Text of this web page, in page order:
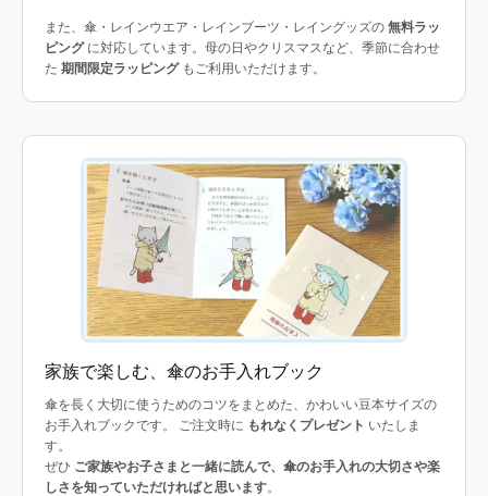
また、傘・レインウエア・レインブーツ・レイングッズの 無料ラッ
ピングに対応しています。母の日やクリスマスなど、季節に合わせ
た 期間限定ラッピングもご利用いただけます。
家族で楽しむ、傘のお手入れブック
傘を長く大切に使うためのコツをまとめた、かわいい豆本サイズの
お手入れブックです。 ご注文時に もれなくプレゼント いたしま
す。
ぜひ ご家族やお子さまと一緒に読んで、傘のお手入れの大切さや楽
しさを知っていただければと思います。